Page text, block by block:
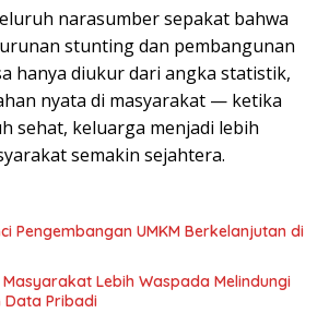
narasumber sepakat bahwa
stunting dan pembangunan
hanya diukur dari angka statistik,
nyata di masyarakat — ketika
sehat, keluarga menjadi lebih
semakin sejahtera.
Pengembangan UMKM Berkelanjutan di
Lebih Waspada Melindungi
Data Pribadi